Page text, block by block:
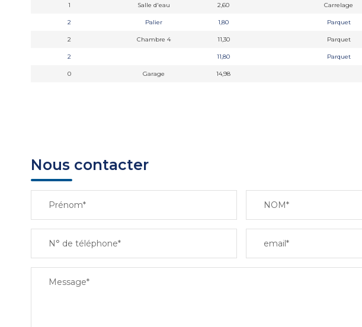
1 Salle d'eau 2,60 Carrelage
2 Palier 1,80 Parquet
2 Chambre 4 11,30 Parquet
2 11,80 Parquet
0 Garage 14,98
Nous contacter
Prénom* NOM*
N° de téléphone* email*
Message*